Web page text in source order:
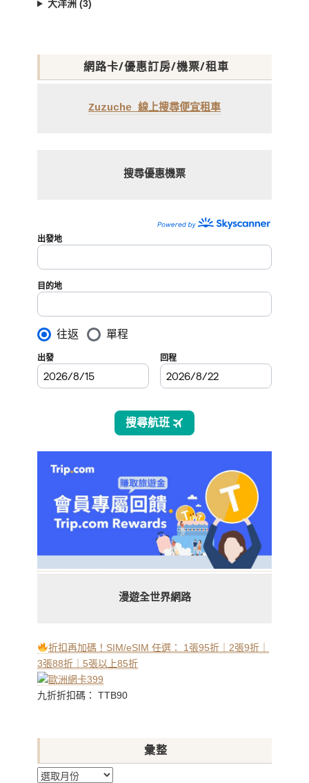
大洋洲 (3)
網路卡/優惠訂房/機票/租車
Zuzuche 線上搜尋便宜租車
搜尋優惠機票
漫遊全世界網路
折扣再加碼！SIM/eSIM 任選： 1張95折｜2張9折｜
3張88折｜5張以上85折
九折折扣碼： TTB90
彙整
彙